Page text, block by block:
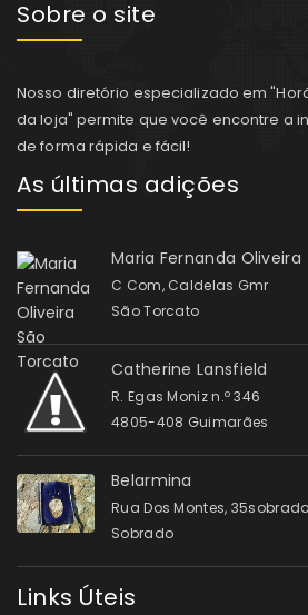
Sobre o site
Nosso diretório especializado em
da loja" permite que você encontre a
de forma rápida e fácil!
As últimas adições
Maria Fernanda Oliveira
C Com, Caldelas Gmr
São Torcato
Catherine Lansfield
R. Egas Moniz n.º 346
4805-408 Guimarães
Belarmina
Rua Dos Montes,
Sobrado
Links Úteis